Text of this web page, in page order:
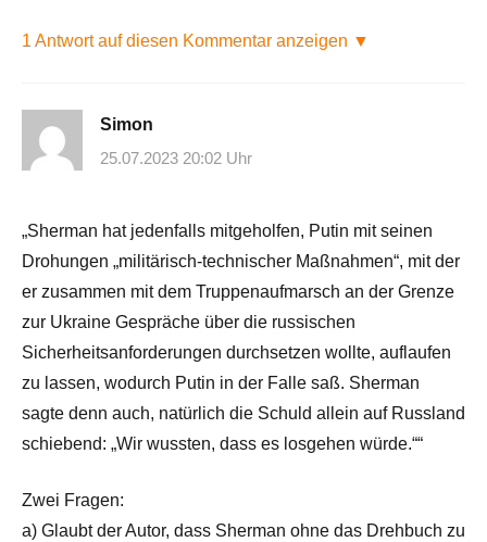
1 Antwort auf diesen Kommentar anzeigen ▼
Simon
25.07.2023 20:02 Uhr
„Sherman hat jedenfalls mitgeholfen, Putin mit seinen
Drohungen „militärisch-technischer Maßnahmen“, mit der
er zusammen mit dem Truppenaufmarsch an der Grenze
zur Ukraine Gespräche über die russischen
Sicherheitsanforderungen durchsetzen wollte, auflaufen
zu lassen, wodurch Putin in der Falle saß. Sherman
sagte denn auch, natürlich die Schuld allein auf Russland
schiebend: „Wir wussten, dass es losgehen würde.““
Zwei Fragen:
a) Glaubt der Autor, dass Sherman ohne das Drehbuch zu